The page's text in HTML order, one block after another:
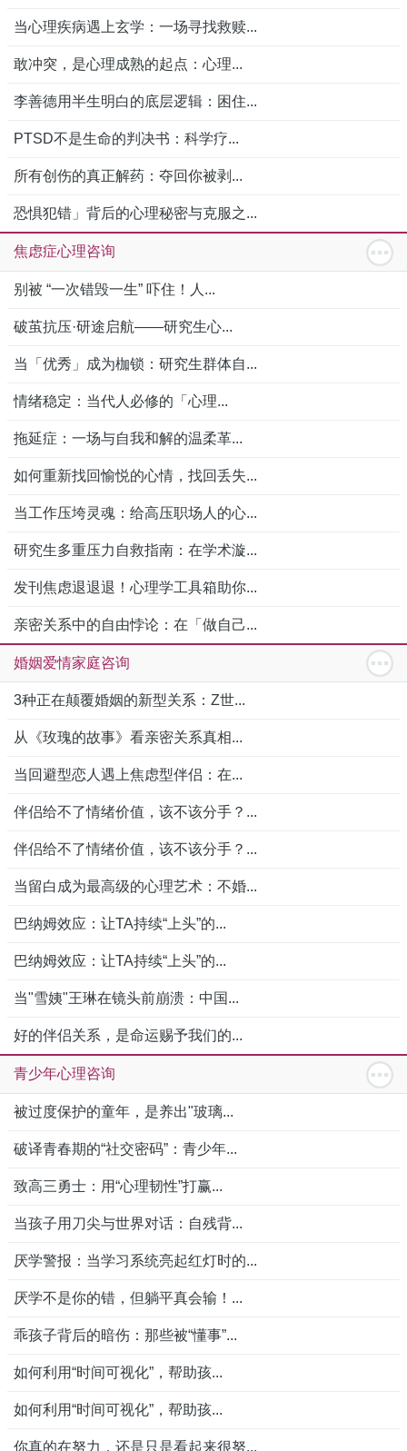
当心理疾病遇上玄学：一场寻找救赎...
敢冲突，是心理成熟的起点：心理...
李善德用半生明白的底层逻辑：困住...
PTSD不是生命的判决书：科学疗...
所有创伤的真正解药：夺回你被剥...
恐惧犯错」背后的心理秘密与克服之...
焦虑症心理咨询
别被 “一次错毁一生” 吓住！人...
破茧抗压·研途启航——研究生心...
当「优秀」成为枷锁：研究生群体自...
情绪稳定：当代人必修的「心理...
拖延症：一场与自我和解的温柔革...
如何重新找回愉悦的心情，找回丢失...
当工作压垮灵魂：给高压职场人的心...
研究生多重压力自救指南：在学术漩...
发刊焦虑退退退！心理学工具箱助你...
亲密关系中的自由悖论：在「做自己...
婚姻爱情家庭咨询
3种正在颠覆婚姻的新型关系：Z世...
从《玫瑰的故事》看亲密关系真相...
当回避型恋人遇上焦虑型伴侣：在...
伴侣给不了情绪价值，该不该分手？...
伴侣给不了情绪价值，该不该分手？...
当留白成为最高级的心理艺术：不婚...
巴纳姆效应：让TA持续“上头”的...
巴纳姆效应：让TA持续“上头”的...
当"雪姨"王琳在镜头前崩溃：中国...
好的伴侣关系，是命运赐予我们的...
青少年心理咨询
被过度保护的童年，是养出"玻璃...
破译青春期的“社交密码”：青少年...
致高三勇士：用“心理韧性”打赢...
当孩子用刀尖与世界对话：自残背...
厌学警报：当学习系统亮起红灯时的...
厌学不是你的错，但躺平真会输！...
乖孩子背后的暗伤：那些被“懂事”...
如何利用“时间可视化”，帮助孩...
如何利用“时间可视化”，帮助孩...
你真的在努力，还是只是看起来很努...